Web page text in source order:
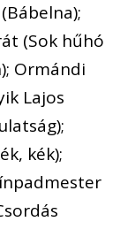
(Sok hűhó
Ormándi
Lajos
kék);